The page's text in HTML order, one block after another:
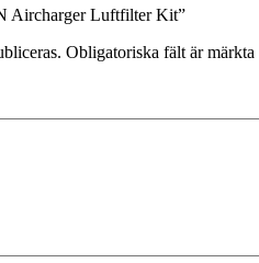
Aircharger Luftfilter Kit”
Obligatoriska fält är märkta